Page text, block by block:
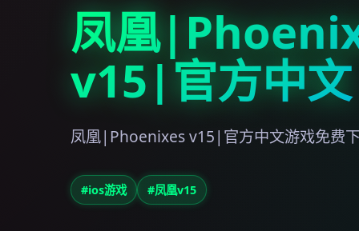
凤凰
v15|官方中文
凤凰|Phoenixes v15|官方中文游戏免费
#ios游戏 #凤凰v15